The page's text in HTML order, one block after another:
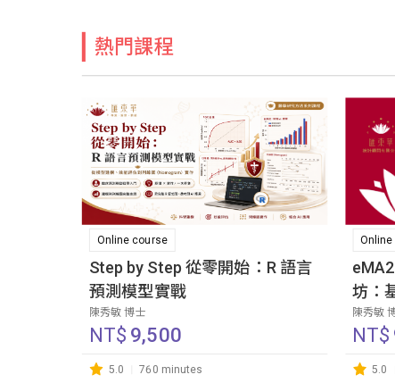
熱門課程
Online course
Step by Step 從零開始：R 語言
預測模型實戰
陳秀敏 博士
NT$ 9,500
5.0 760 minutes
坊：
陳秀敏
NT$
5.0